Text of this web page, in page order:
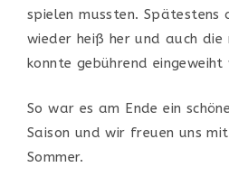
spielen mussten. Spätestens
wieder heiß her und auch
konnte gebührend eingeweiht
So war es am Ende ein
Saison und wir freuen uns
Sommer.